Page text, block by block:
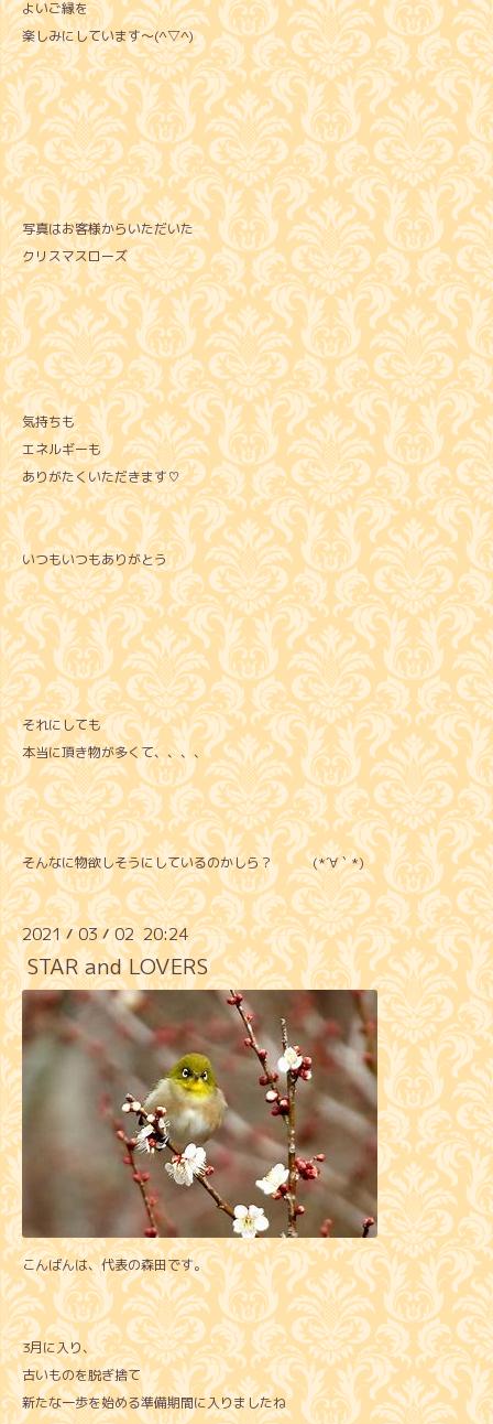
よいご縁を
楽しみにしています～(^▽^)
写真はお客様からいただいた
クリスマスローズ
気持ちも
エネルギーも
ありがたくいただきます♡
いつもいつもありがとう
それにしても
本当に頂き物が多くて、、、、
そんなに物欲しそうにしているのかしら？ (*´∀｀*)
2021/03/02 20:24
STAR and LOVERS
こんばんは、代表の森田です。
3月に入り、
古いものを脱ぎ捨て
新たな一歩を始める準備期間に入りましたね